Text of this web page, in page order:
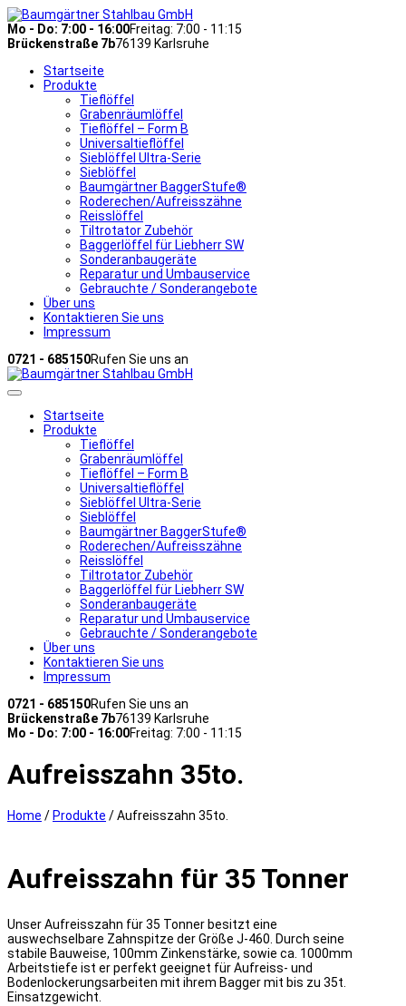
Mo - Do: 7:00 - 16:00Freitag: 7:00 - 11:15
Brückenstraße 7b76139 Karlsruhe
Startseite
Produkte
Tieflöffel
Grabenräumlöffel
Tieflöffel – Form B
Universaltieflöffel
Sieblöffel Ultra-Serie
Sieblöffel
Baumgärtner BaggerStufe®
Roderechen/Aufreisszähne
Reisslöffel
Tiltrotator Zubehör
Baggerlöffel für Liebherr SW
Sonderanbaugeräte
Reparatur und Umbauservice
Gebrauchte / Sonderangebote
Über uns
Kontaktieren Sie uns
Impressum
0721 - 685150Rufen Sie uns an
Startseite
Produkte
Tieflöffel
Grabenräumlöffel
Tieflöffel – Form B
Universaltieflöffel
Sieblöffel Ultra-Serie
Sieblöffel
Baumgärtner BaggerStufe®
Roderechen/Aufreisszähne
Reisslöffel
Tiltrotator Zubehör
Baggerlöffel für Liebherr SW
Sonderanbaugeräte
Reparatur und Umbauservice
Gebrauchte / Sonderangebote
Über uns
Kontaktieren Sie uns
Impressum
0721 - 685150Rufen Sie uns an
Brückenstraße 7b76139 Karlsruhe
Mo - Do: 7:00 - 16:00Freitag: 7:00 - 11:15
Aufreisszahn 35to.
Home / Produkte /Aufreisszahn 35to.
Aufreisszahn für 35 Tonner
Unser Aufreisszahn für 35 Tonner besitzt eine
auswechselbare Zahnspitze der Größe J-460. Durch seine
stabile Bauweise, 100mm Zinkenstärke, sowie ca. 1000mm
Arbeitstiefe ist er perfekt geeignet für Aufreiss- und
Bodenlockerungsarbeiten mit ihrem Bagger mit bis zu 35t.
Einsatzgewicht.